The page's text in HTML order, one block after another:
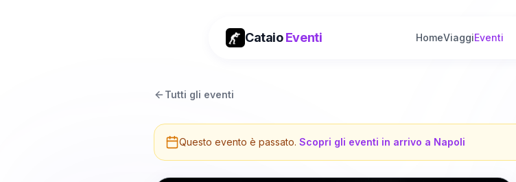
CataioEventi HomeViaggiEventi
Tutti gli eventi
Questo evento è passato. Scopri gli eventi in arrivo a Napoli